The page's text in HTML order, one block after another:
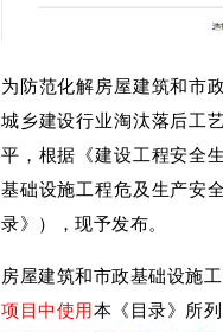
为防范化解房屋建筑和市
城乡建设行业淘汰落后工
平，根据《建设工程安全
基础设施工程危及生产安
录》），现予发布。
房屋建筑和市政基础设施
项目中使用本《目录》所